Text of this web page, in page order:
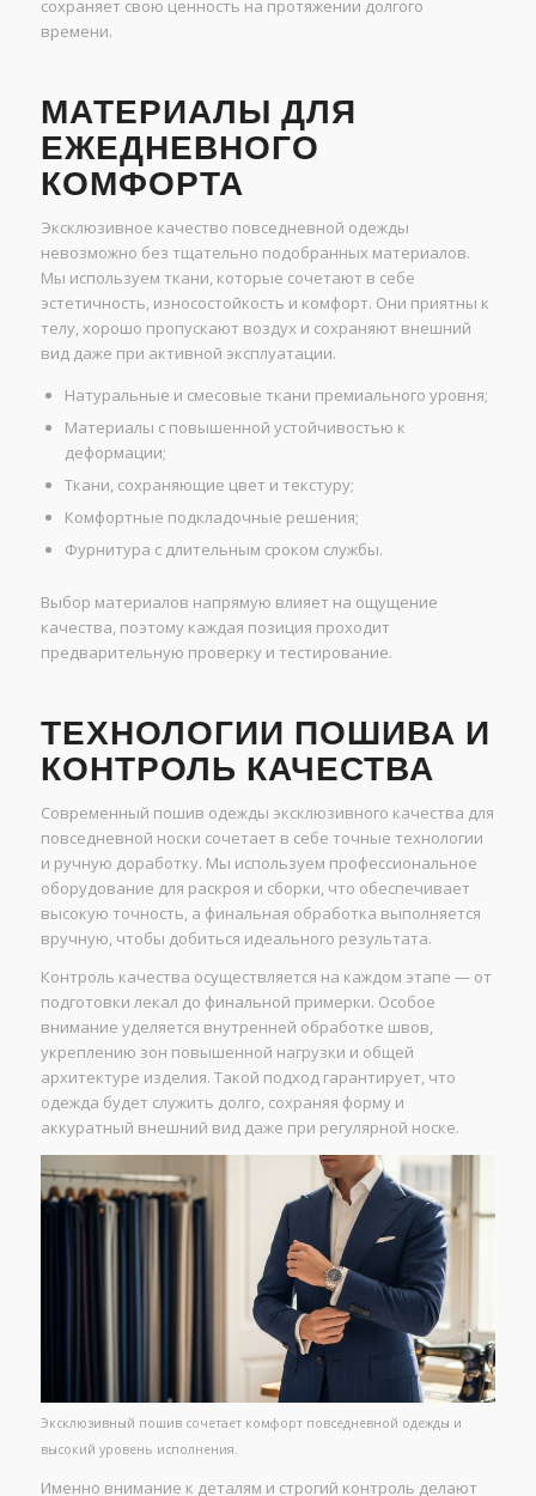
сохраняет свою ценность на протяжении долгого
времени.
МАТЕРИАЛЫ ДЛЯ
ЕЖЕДНЕВНОГО
КОМФОРТА
Эксклюзивное качество повседневной одежды
невозможно без тщательно подобранных материалов.
Мы используем ткани, которые сочетают в себе
эстетичность, износостойкость и комфорт. Они приятны к
телу, хорошо пропускают воздух и сохраняют внешний
вид даже при активной эксплуатации.
Натуральные и смесовые ткани премиального уровня;
Материалы с повышенной устойчивостью к
деформации;
Ткани, сохраняющие цвет и текстуру;
Комфортные подкладочные решения;
Фурнитура с длительным сроком службы.
Выбор материалов напрямую влияет на ощущение
качества, поэтому каждая позиция проходит
предварительную проверку и тестирование.
ТЕХНОЛОГИИ ПОШИВА И
КОНТРОЛЬ КАЧЕСТВА
Современный пошив одежды эксклюзивного качества для
повседневной носки сочетает в себе точные технологии
и ручную доработку. Мы используем профессиональное
оборудование для раскроя и сборки, что обеспечивает
высокую точность, а финальная обработка выполняется
вручную, чтобы добиться идеального результата.
Контроль качества осуществляется на каждом этапе — от
подготовки лекал до финальной примерки. Особое
внимание уделяется внутренней обработке швов,
укреплению зон повышенной нагрузки и общей
архитектуре изделия. Такой подход гарантирует, что
одежда будет служить долго, сохраняя форму и
аккуратный внешний вид даже при регулярной носке.
Эксклюзивный пошив сочетает комфорт повседневной одежды и
высокий уровень исполнения.
Именно внимание к деталям и строгий контроль делают